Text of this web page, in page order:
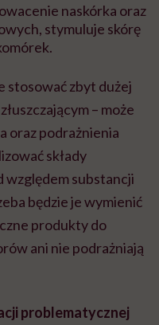
naskórka oraz
stymuluje skórę
stosować zbyt dużej
– może
oraz podrażnienia
składy
względem substancji
będzie je wymienić
produkty do
ani nie podrażniają
problematycznej